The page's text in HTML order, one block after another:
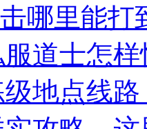
哪里能
道士怎
地点线